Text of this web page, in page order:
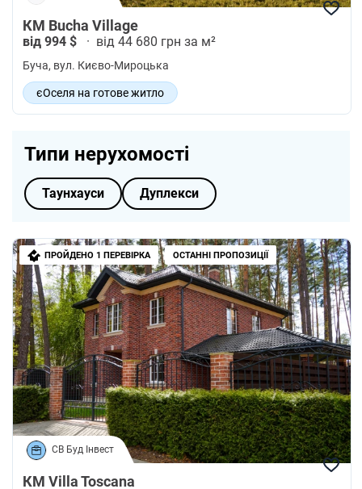
КМ Bucha Village
від 994 $ · від 44 680 грн за м²
Буча, вул. Києво-Мироцька
єОселя на готове житло
Типи нерухомості
Таунхауси Дуплекси
ПРОЙДЕНО 1 ПЕРЕВІРКА ОСТАННІ ПРОПОЗИЦІЇ
СВ Буд Інвест
КМ Villa Toscana